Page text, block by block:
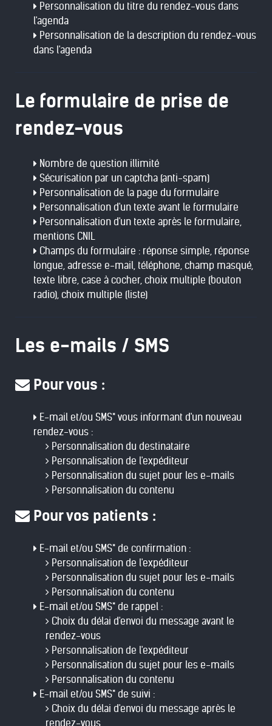
Personnalisation du titre du rendez-vous dans
l'agenda
Personnalisation de la description du rendez-vous
dans l'agenda
Le formulaire de prise de
rendez-vous
Nombre de question illimité
Sécurisation par un captcha (anti-spam)
Personnalisation de la page du formulaire
Personnalisation d'un texte avant le formulaire
Personnalisation d'un texte après le formulaire,
mentions CNIL
Champs du formulaire : réponse simple, réponse
longue, adresse e-mail, téléphone, champ masqué,
texte libre, case à cocher, choix multiple (bouton
radio), choix multiple (liste)
Les e-mails / SMS
Pour vous :
E-mail et/ou SMS* vous informant d'un nouveau
rendez-vous :
Personnalisation du destinataire
Personnalisation de l'expéditeur
Personnalisation du sujet pour les e-mails
Personnalisation du contenu
Pour vos patients :
E-mail et/ou SMS* de confirmation :
Personnalisation de l'expéditeur
Personnalisation du sujet pour les e-mails
Personnalisation du contenu
E-mail et/ou SMS* de rappel :
Choix du délai d'envoi du message avant le
rendez-vous
Personnalisation de l'expéditeur
Personnalisation du sujet pour les e-mails
Personnalisation du contenu
E-mail et/ou SMS* de suivi :
Choix du délai d'envoi du message après le
rendez-vous